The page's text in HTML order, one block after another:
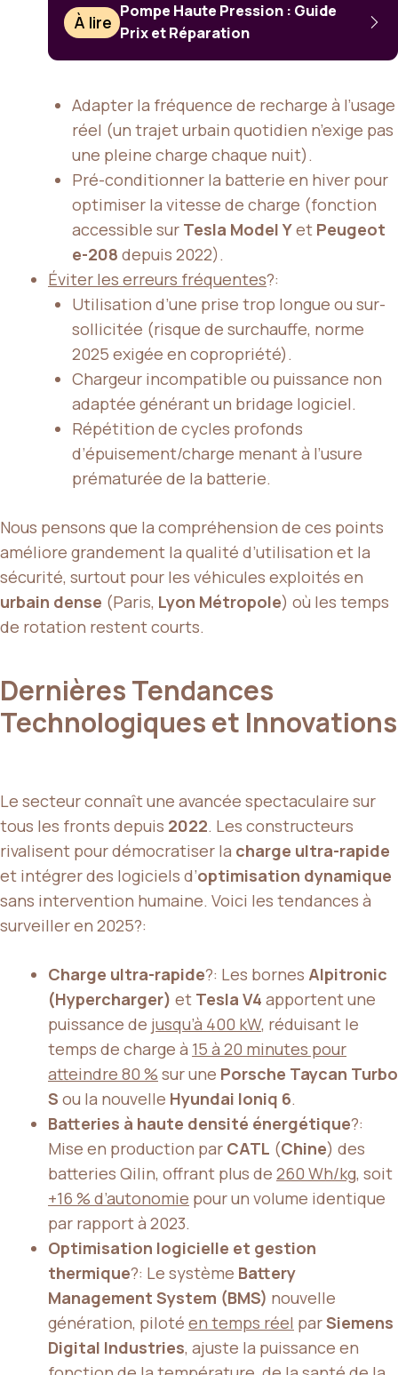
À lire
Pompe Haute Pression : Guide
Prix et Réparation
Adapter la fréquence de recharge à l’usage
réel (un trajet urbain quotidien n’exige pas
une pleine charge chaque nuit).
Pré-conditionner la batterie en hiver pour
optimiser la vitesse de charge (fonction
accessible sur Tesla Model Yet Peugeot
e-208 depuis 2022).
Éviter les erreurs fréquentes?:
Utilisation d’une prise trop longue ou sur-
sollicitée (risque de surchauffe, norme
2025 exigée en copropriété).
Chargeur incompatible ou puissance non
adaptée générant un bridage logiciel.
Répétition de cycles profonds
d’épuisement/charge menant à l’usure
prématurée de la batterie.
Nous pensons que la compréhension de ces points
améliore grandement la qualité d’utilisation et la
sécurité, surtout pour les véhicules exploités en
urbain dense (Paris, Lyon Métropole) où les temps
de rotation restent courts.
Dernières Tendances
Technologiques et Innovations
Le secteur connaît une avancée spectaculaire sur
tous les fronts depuis 2022. Les constructeurs
rivalisent pour démocratiser la charge ultra-rapide
et intégrer des logiciels d’optimisation dynamique
sans intervention humaine. Voici les tendances à
surveiller en 2025?:
Charge ultra-rapide?: Les bornes Alpitronic
(Hypercharger) et Tesla V4 apportent une
puissance de jusqu’à 400 kW, réduisant le
temps de charge à 15 à 20 minutes pour
atteindre 80 % sur une Porsche Taycan Turbo
S ou la nouvelle Hyundai Ioniq 6.
Batteries à haute densité énergétique?:
Mise en production par CATL (Chine) des
batteries Qilin, offrant plus de 260 Wh/kg, soit
+16 % d’autonomie pour un volume identique
par rapport à 2023.
Optimisation logicielle et gestion
thermique?: Le système Battery
Management System (BMS) nouvelle
génération, piloté en temps réel parSiemens
Digital Industries, ajuste la puissance en